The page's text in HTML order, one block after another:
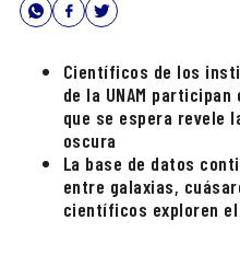
Científicos de los
de la UNAM
que se espera revele
oscura
La base de datos
entre galaxias,
científicos exploren